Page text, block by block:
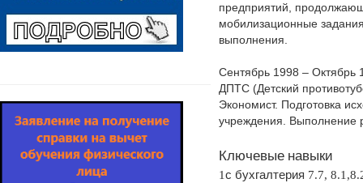
предприятий,
мобилизационные
выполнения.
Сентябрь 1998 – Октябрь
ДПТС (Детский
Экономист. Подготовка
учреждения. Выполнение
Ключевые навыки
1с бухгалтерия 7.7,